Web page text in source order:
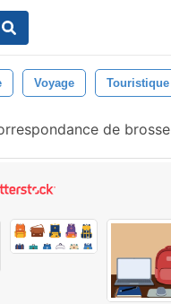
Voyage Touristique
de brosse